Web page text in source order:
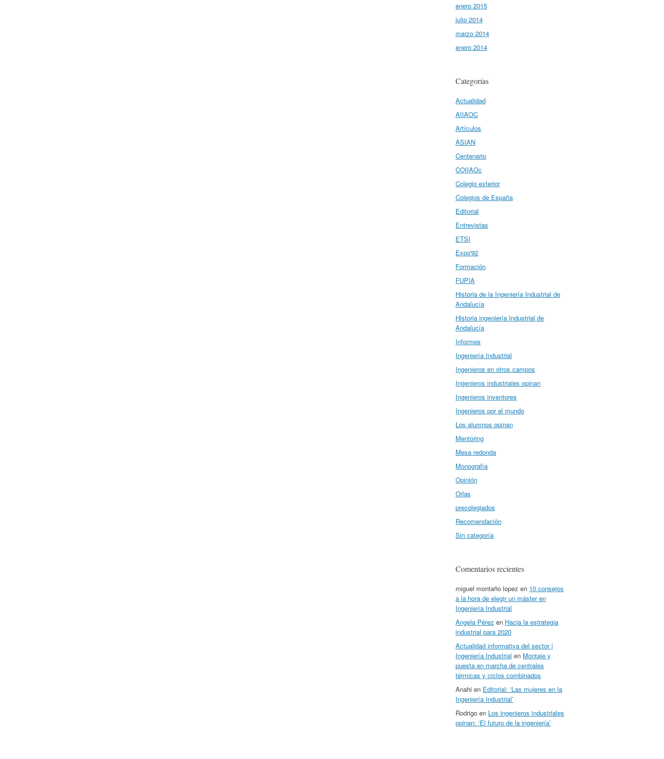
enero 2015
julio 2014
marzo 2014
enero 2014
Categorías
Actualidad
AIIAOC
Artículos
ASIAN
Centenario
COIIAOc
Colegio exterior
Colegios de España
Editorial
Entrevistas
ETSI
Expo'92
Formación
FUPIA
Historia de la Ingeniería Industrial de
Andalucía
Historia ingeniería Industrial de
Andalucía
Informes
Ingeniería Industrial
Ingenieros en otros campos
Ingenieros industriales opinan
Ingenieros inventores
Ingenieros por el mundo
Los alumnos opinan
Mentoring
Mesa redonda
Monografía
Opinión
Orlas
precolegiados
Recomendación
Sin categoría
Comentarios recientes
miguel montaño lopez en 10 consejos
a la hora de elegir un máster en
Ingeniería Industrial
Angela Pérez en Hacia la estrategia
industrial para 2020
Actualidad informativa del sector |
Ingeniería Industrial en Montaje y
puesta en marcha de centrales
térmicas y ciclos combinados
Anahi en Editorial: ‘Las mujeres en la
Ingeniería Industrial’
Rodrigo en Los ingenieros industriales
opinan: ‘El futuro de la ingeniería’